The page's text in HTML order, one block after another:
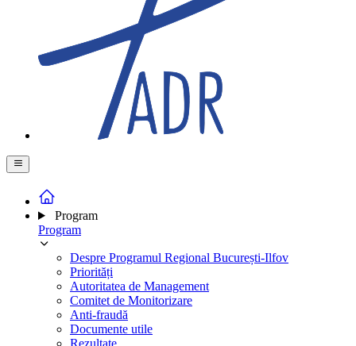
Program
Program
Despre Programul Regional București-Ilfov
Priorități
Autoritatea de Management
Comitet de Monitorizare
Anti-fraudă
Documente utile
Rezultate